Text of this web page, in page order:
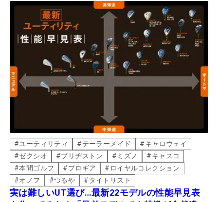
#ユーティリティ #テーラーメイド #キャロウェイ
#ゼクシオ #ブリヂストン # ミズノ #キャスコ
#本間ゴルフ #プロギア # ロイヤルコレクション
#オノフ #つるや # タイトリスト
実は難しいUT選び…最新22モデルの性能早見表